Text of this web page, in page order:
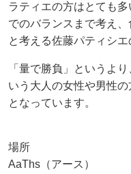
ラティエの方はとても
でのバランスまで考え、
と考える佐藤パティシ
「量で勝負」というよ
いう大人の女性や男性
となっています。
場所
AaThs（アース）